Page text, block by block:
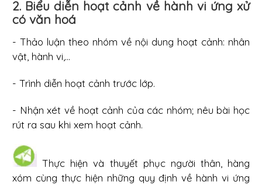
2. Biểu diễn hoạt cảnh về hành vi ứng xử
có văn hoá
- Thảo luận theo nhóm về nội dung hoạt cảnh: nhân
vật, hành vi,...
- Trình diễn hoạt cảnh trước lớp.
- Nhận xét về hoạt cảnh của các nhóm; nêu bài học
rút ra sau khi xem hoạt cảnh.
Thực hiện và thuyết phục người thân, hàng
xóm cùng thực hiện những quy định về hành vi ứng